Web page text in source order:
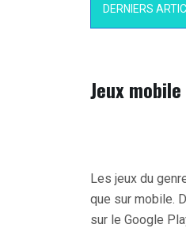
DERNIERS
Jeux
Les jeux du
que sur mobile.
sur le Google